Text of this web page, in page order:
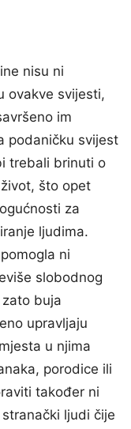
nisu ni
ovakve svijesti,
im
podaničku svijest
trebali brinuti o
što opet
za
ljudima.
ni
slobodnog
buja
upravljaju
u njima
porodice ili
također ni
ljudi čije